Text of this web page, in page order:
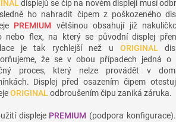
displejů se čip na novém displeji musí
ho nahradit čipem z poškozeného
PREMIUM většinou obsahují již
nebo flex, na který se původní displej
je tak rychlejší než u ORIGINAL
že se v obou případech jedná o
proces, který nelze provádět v
Displej před osazením čipem
ORIGINAL odbroušením čipu zaniká záruka.
displeje PREMIUM (podpora